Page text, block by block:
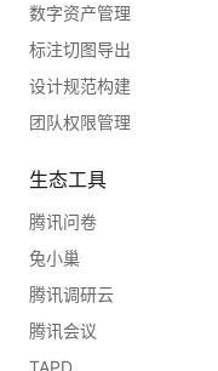
数字资产管理
标注切图导出
设计规范构建
团队权限管理
生态工具
腾讯问卷
兔小巢
腾讯调研云
腾讯会议
TAPD